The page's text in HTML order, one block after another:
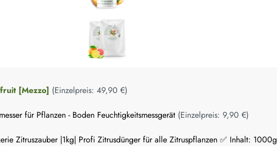
[Mezzo] (Einzelpreis: 49,90 €)
für Pflanzen - Boden Feuchtigkeitsmessgerät (Einzelpreis: 9,90 €)
Zitruszauber |1kg| Profi Zitrusdünger für alle Zitruspflanzen ✅ Inhalt: 1000g